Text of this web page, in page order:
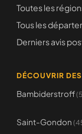
Toutes les
Tous les
Derniers avis
DÉCOUVRIR
Bambiderstroff
Saint-Gondon